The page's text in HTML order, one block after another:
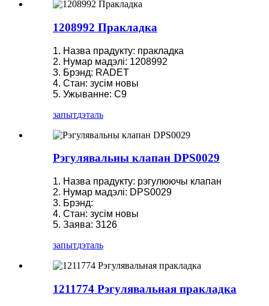
1208992 Пракладка
1. Назва прадукту: пракладка
2. Нумар мадэлі: 1208992
3. Брэнд: RADET
4. Стан: зусім новы
5. Ужыванне: C9
запытдэталь
Рэгулявальны клапан DPS0029
1. Назва прадукту: рэгулюючы клапан
2. Нумар мадэлі: DPS0029
3. Брэнд:
4. Стан: зусім новы
5. Заява: 3126
запытдэталь
1211774 Рэгулявальная пракладка